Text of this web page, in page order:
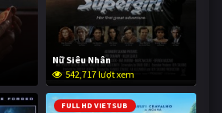
Nữ Siêu Nhân
542,717 lượt xem
FULL HD VIETSUB